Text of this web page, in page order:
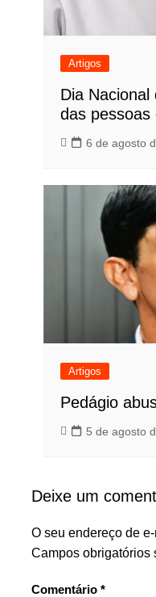
Artigos
Dia
das
6 de agosto
Artigos
Pedágio
5 de agosto
Deixe um
O seu endereço de
Campos obrigatórios
Comentário *